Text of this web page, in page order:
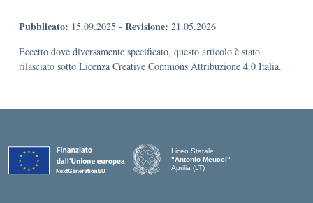
Pubblicato: 15.09.2025 - Revisione: 21.05.2026
Eccetto dove diversamente specificato, questo articolo è stato
rilasciato sotto Licenza Creative Commons Attribuzione 4.0 Italia.
Liceo Statale
"Antonio Meucci"
Aprilia (LT)